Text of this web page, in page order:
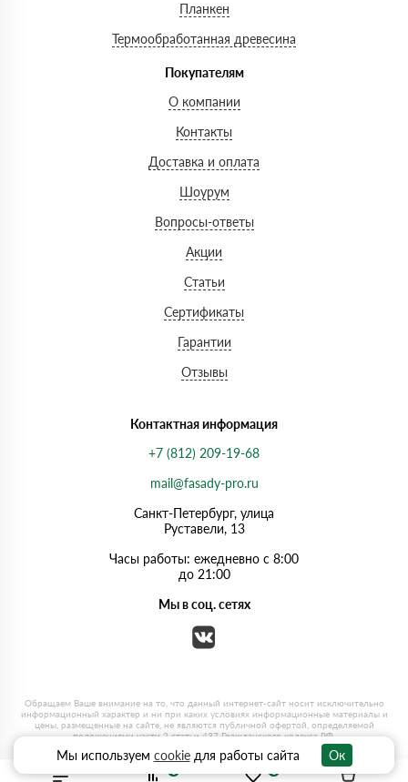
Планкен
Термообработанная древесина
Покупателям
О компании
Контакты
Доставка и оплата
Шоурум
Вопросы-ответы
Акции
Статьи
Сертификаты
Гарантии
Отзывы
Контактная информация
+7 (812) 209-19-68
mail@fasady-pro.ru
Санкт-Петербург, улица
Руставели, 13
Часы работы: ежедневно с 8:00
до 21:00
Мы в соц. сетях
Мы используем cookieдля работы сайта Ок